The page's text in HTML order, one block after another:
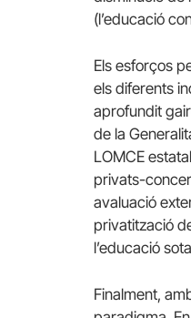
(l’educació
Els esforços
els diferents
aprofundit
de la
LOMCE
privats-
avaluació
privatització
l’educació
Finalment,